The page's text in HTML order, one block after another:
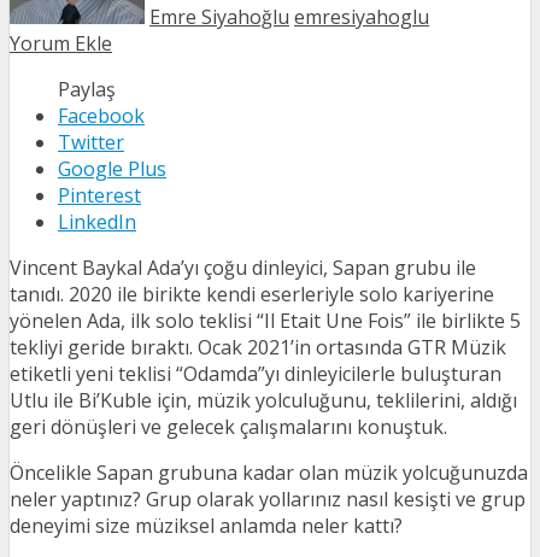
Emre Siyahoğlu emresiyahoglu
Yorum Ekle
Paylaş
Facebook
Twitter
Google Plus
Pinterest
LinkedIn
Vincent Baykal Ada’yı çoğu dinleyici, Sapan grubu ile
tanıdı. 2020 ile birikte kendi eserleriyle solo kariyerine
yönelen Ada, ilk solo teklisi “Il Etait Une Fois” ile birlikte 5
tekliyi geride bıraktı. Ocak 2021’in ortasında GTR Müzik
etiketli yeni teklisi “Odamda”yı dinleyicilerle buluşturan
Utlu ile Bi’Kuble için, müzik yolculuğunu, teklilerini, aldığı
geri dönüşleri ve gelecek çalışmalarını konuştuk.
Öncelikle Sapan grubuna kadar olan müzik yolcuğunuzda
neler yaptınız? Grup olarak yollarınız nasıl kesişti ve grup
deneyimi size müziksel anlamda neler kattı?